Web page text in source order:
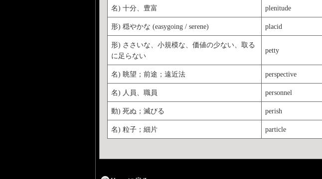
名) 十分、豊富 plenitude
形) 穏やかな (easygoing / serene) placid
形) ささいな、小規模な、価値の少ない、取る
に足らない
petty
名) 眺望；前途；遠近法 perspective
名) 人員、職員 personnel
動) 死ぬ；滅びる perish
名) 粒子；細片 particle